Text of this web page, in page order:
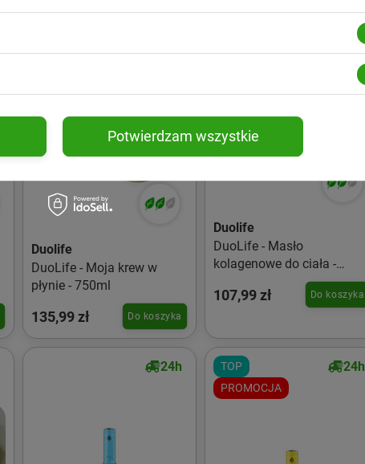
Duolife
DuoLife - Moja krew w
płynie - 750ml
135,99 zł Do koszyka
Duolife
DuoLife - Masło
kolagenowe do ciała -
107,99 zł Do koszyka
24h
TOP
PROMOCJA
24h
Potwierdzam wszystkie